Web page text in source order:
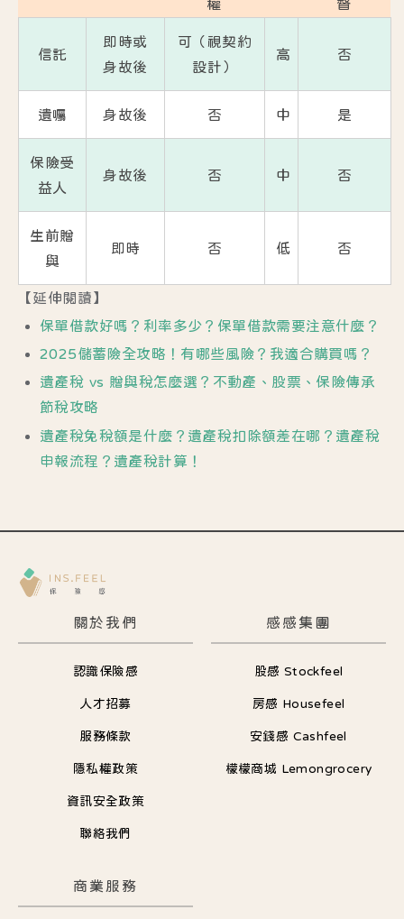
權
督
信託
即時或
身故後
可（視契約
設計）
高 否
遺囑 身故後 否 中 是
保險受
益人
身故後 否 中 否
生前贈
與
即時 否 低 否
【延伸閱讀】
保單借款好嗎？利率多少？保單借款需要注意什麼？
2025儲蓄險全攻略！有哪些風險？我適合購買嗎？
遺產稅 vs 贈與稅怎麼選？不動產、股票、保險傳承
節稅攻略
遺產稅免稅額是什麼？遺產稅扣除額差在哪？遺產稅
申報流程？遺產稅計算！
關於我們
認識保險感
人才招募
服務條款
隱私權政策
資訊安全政策
聯絡我們
感感集團
股感 Stockfeel
房感 Housefeel
安錢感 Cashfeel
檬檬商城 Lemongrocery
商業服務